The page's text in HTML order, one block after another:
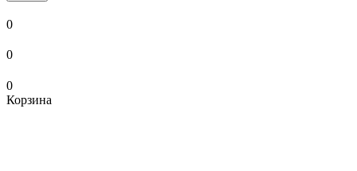
0
0
0
Корзина